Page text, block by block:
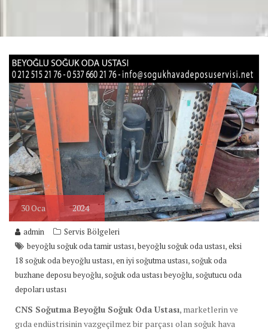
30Oca 2024
admin
Servis Bölgeleri
beyoğlu soğuk oda tamir ustası,beyoğlu soğuk oda ustası,eksi
18 soğuk oda beyoğlu ustası,en iyi soğutma ustası,soğuk oda
buzhane deposu beyoğlu,soğuk oda ustası beyoğlu,soğutucu oda
depoları ustası
CNS Soğutma Beyoğlu Soğuk Oda Ustası, marketlerin ve
gıda endüstrisinin vazgeçilmez bir parçası olan soğuk hava